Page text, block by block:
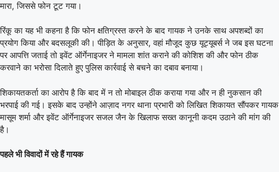
मारा, जिससे फोन टूट गया।
रिंकू का यह भी कहना है कि फोन क्षतिग्रस्त करने के बाद गायक ने उनके साथ अपशब्दों का
प्रयोग किया और बदसलूकी की। पीड़ित के अनुसार, वहां मौजूद कुछ यूट्यूबर्स ने जब इस घटना
पर आपत्ति जताई तो इवेंट ऑर्गेनाइजर ने मामला शांत कराने की कोशिश की और फोन ठीक
करवाने का भरोसा दिलाते हुए पुलिस कार्रवाई से बचने का दबाव बनाया।
शिकायतकर्ता का आरोप है कि बाद में न तो मोबाइल ठीक कराया गया और न ही नुकसान की
भरपाई की गई। इसके बाद उन्होंने आज़ाद नगर थाना प्रभारी को लिखित शिकायत सौंपकर गायक
मासूम शर्मा और इवेंट ऑर्गेनाइजर सजल जैन के खिलाफ सख्त कानूनी कदम उठाने की मांग की
है।
पहले भी विवादों में रहे हैं गायक